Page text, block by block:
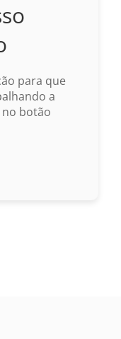
para que
a
no botão